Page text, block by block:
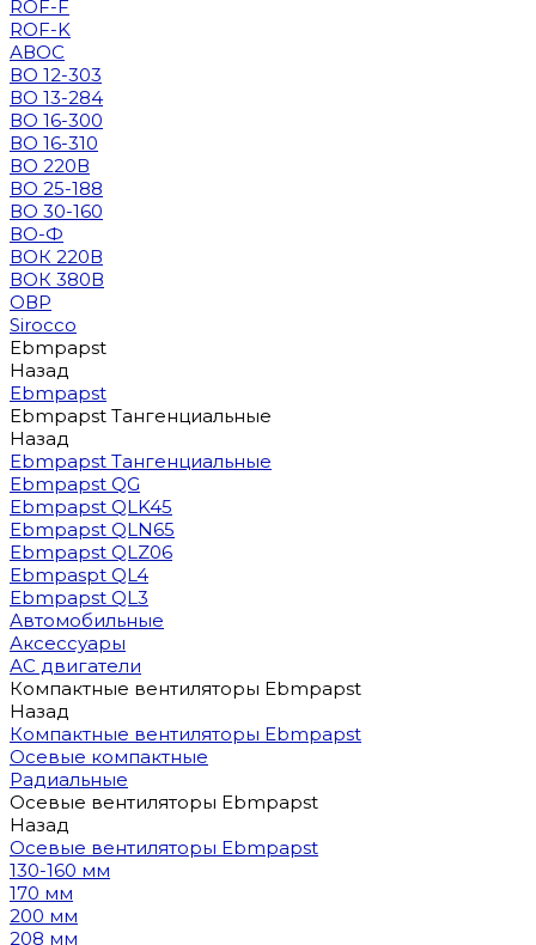
ROF-F
ROF-K
АВОС
ВО 12-303
ВО 13-284
ВО 16-300
ВО 16-310
ВО 220В
ВО 25-188
ВО 30-160
ВО-Ф
ВОК 220В
ВОК 380В
ОВР
Sirocco
Ebmpapst
Назад
Ebmpapst
Ebmpapst Тангенциальные
Назад
Ebmpapst Тангенциальные
Ebmpapst QG
Ebmpapst QLK45
Ebmpapst QLN65
Ebmpapst QLZ06
Ebmpaspt QL4
Ebmpapst QL3
Автомобильные
Аксессуары
АС двигатели
Компактные вентиляторы Ebmpapst
Назад
Компактные вентиляторы Ebmpapst
Осевые компактные
Радиальные
Осевые вентиляторы Ebmpapst
Назад
Осевые вентиляторы Ebmpapst
130-160 мм
170 мм
200 мм
208 мм